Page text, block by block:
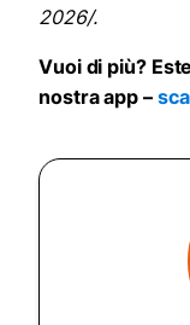
2026/.
Vuoi di più?
nostra app –